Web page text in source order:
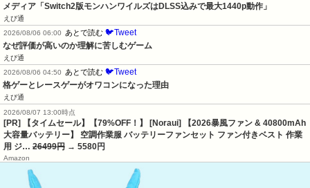
メディア「Switch2版モンハンワイルズはDLSS込みで最大1440p動作」
えび通
2026/08/06 06:00
あとで読む 🐦Tweet
なぜ評価が高いのか理解に苦しむゲーム
えび通
2026/08/06 04:50
あとで読む 🐦Tweet
格ゲーとレースゲーがオワコンになった理由
えび通
2026/08/07 13:00時点
[PR] 【タイムセール】【79%OFF！】 [Noraui] 【2026暴風ファン & 40800mAh
大容量バッテリー】 空調作業服 バッテリーファンセット ファン付きベスト 作業
用 ジ… 26499円 → 5580円
Amazon